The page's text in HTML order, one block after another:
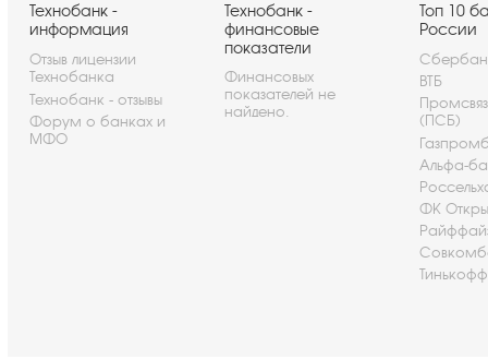
Технобанк -
информация
Отзыв лицензии
Технобанка
Технобанк - отзывы
Форум о банках и
МФО
Технобанк -
финансовые
показатели
Финансовых
показателей не
найдено.
Топ 10
России
ВТБ
(ПСБ)
Альфа-
ФК